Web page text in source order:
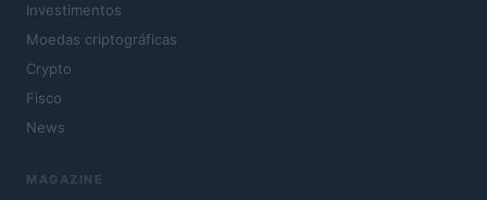
Investimentos
Moedas criptográficas
Crypto
Fisco
News
MAGAZINE